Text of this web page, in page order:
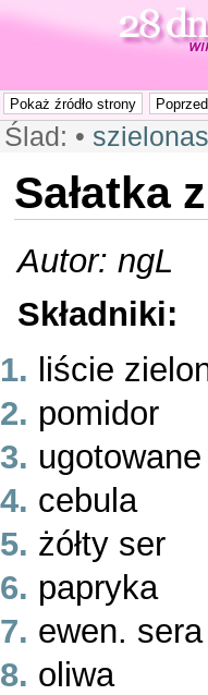
Ślad: •
Sałatka
Autor: ngL
Składniki:
liście
pomidor
cebula
żółty ser
papryka
ewen.
oliwa